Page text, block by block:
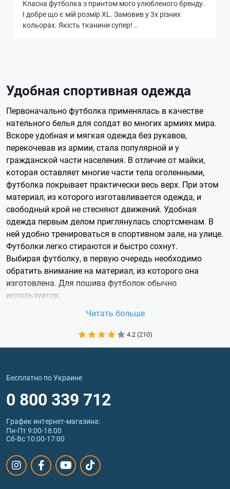
Класна футболка з принтом мого улюбленого бренду.
І добре що є мій розмір XL. Замовив у 3х різних
кольорах. Якість тканини супер! ..
Удобная спортивная одежда
Первоначально футболка применялась в качестве
нательного белья для солдат во многих армиях мира.
Вскоре удобная и мягкая одежда без рукавов,
перекочевав из армии, стала популярной и у
гражданской части населения. В отличие от майки,
которая оставляет многие части тела оголенными,
футболка покрывает практически весь верх. При этом
материал, из которого изготавливается одежда, и
свободный крой не стесняют движений. Удобная
одежда первым делом приглянулась спортсменам. В
ней удобно тренироваться в спортивном зале, на улице.
Футболки легко стираются и быстро сохнут.
Выбирая футболку, в первую очередь необходимо
обратить внимание на материал, из которого она
изготовлена. Для пошива футболок обычно
используется:
хлопок - самый популярный материал для такого
вида одежды. Хлопок хорошо пропускает воздух
и сохраняет тепло. Модели из хлопка - идеальный
Современные технологии изготовления
искусственных материалов позволяют
добиваться таких свойств, которые во много раз
практичнее хлопковых;
вискоза - приятный для тела, мягкий материал.
Хорошо дышит и пропускает влагу. По
износостойкости значительно уступает хлопку и
полиэстеру;
Читать больше
4.2 (210)
Бесплатно по Украине
0 800 339 712
График интернет‑магазина:
Пн-Пт 9:00-18:00
Сб-Вс 10:00-17:00